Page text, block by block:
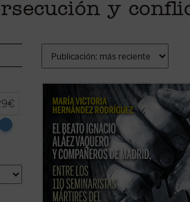
y
La beatificación de estos 11
2026, coincide con el noventa
de la explosión sangrienta, en 1936,
persecución del siglo XX en España.
postuladora de su Causa de
presenta aquí una breve pero ...
(ver
ficha)